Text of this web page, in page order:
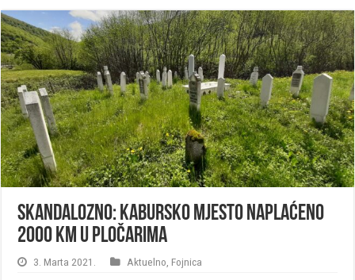
SKANDALOZNO: Kabursko mjesto naplaćeno
2000 KM u Pločarima
3. Marta 2021. Aktuelno Fojnica